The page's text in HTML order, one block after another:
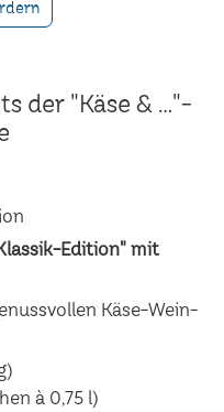
der "Käse & ..."-
Edition" mit
Käse-Wein-
à 0,75 l)